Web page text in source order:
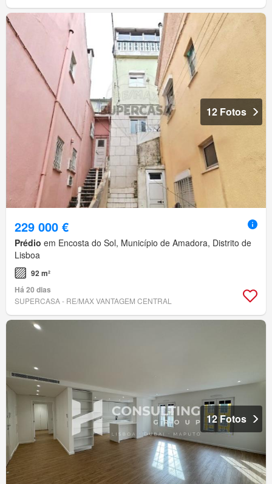
12 Fotos
229 000 €
Prédio em Encosta do Sol, Município de Amadora, Distrito de
Lisboa
92 m²
Há 20 dias
SUPERCASA - RE/MAX VANTAGEM CENTRAL
12 Fotos